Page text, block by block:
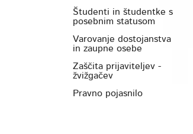
Študenti in študentke s
posebnim statusom
Varovanje dostojanstva
in zaupne osebe
Zaščita prijaviteljev -
žvižgačev
Pravno pojasnilo